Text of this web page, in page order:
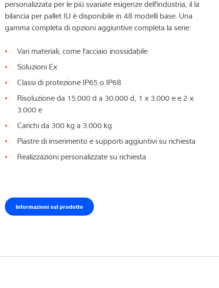
personalizzata per le più svariate esigenze dell'industria, il la
bilancia per pallet IU è disponibile in 48 modelli base. Una
gamma completa di opzioni aggiuntive completa la serie:
Vari materiali, come l'acciaio inossidabile
Soluzioni Ex
Classi di protezione IP65 o IP68
Risoluzione da 15.000 d a 30.000 d, 1 x 3.000 e e 2 x
3.000 e
Carichi da 300 kg a 3.000 kg
Piastre di inserimento e supporti aggiuntivi su richiesta
Realizzazioni personalizzate su richiesta
Informazioni sul prodotto